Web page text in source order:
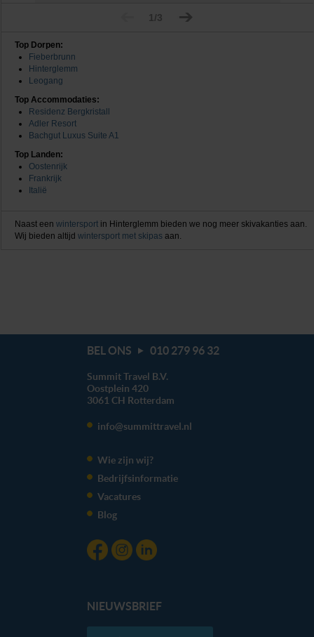
1/3
Top Dorpen:
Fieberbrunn
Hinterglemm
Leogang
Top Accommodaties:
Residenz Bergkristall
Adler Resort
Bachgut Luxus Suite A1
Top Landen:
Oostenrijk
Frankrijk
Italië
Naast een wintersport in Hinterglemm bieden we nog meer skivakanties aan.
Wij bieden altijd wintersport met skipas aan.
BEL ONS 010 279 96 32
Summit Travel B.V.
Oostplein 420
3061 CH Rotterdam
info@summittravel.nl
Wie zijn wij?
Bedrijfsinformatie
Vacatures
Blog
NIEUWSBRIEF